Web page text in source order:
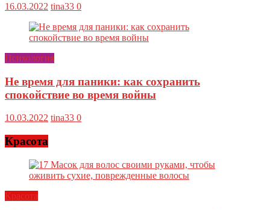
16.03.2022 tina33 0
Психология
Не время для паники: как сохранить
спокойствие во время войны
10.03.2022 tina33 0
Красота
Красота